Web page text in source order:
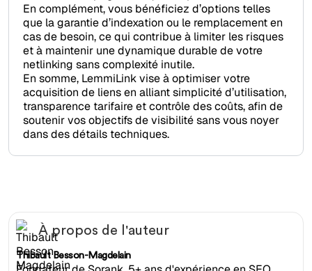
En complément, vous bénéficiez d’options telles
que la garantie d’indexation ou le remplacement en
cas de besoin, ce qui contribue à limiter les risques
et à maintenir une dynamique durable de votre
netlinking sans complexité inutile.
En somme, LemmiLink vise à optimiser votre
acquisition de liens en alliant simplicité d’utilisation,
transparence tarifaire et contrôle des coûts, afin de
soutenir vos objectifs de visibilité sans vous noyer
dans des détails techniques.
À propos de l'auteur
Thibault Besson-Magdelain